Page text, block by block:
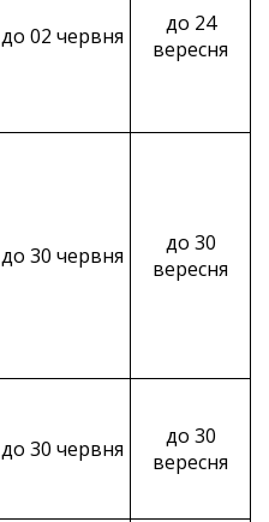
до 02 червня
до 24
вересня
до 30 червня
до 30
вересня
до 30 червня
до 30
вересня